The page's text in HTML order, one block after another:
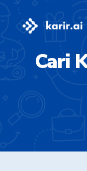
Cari